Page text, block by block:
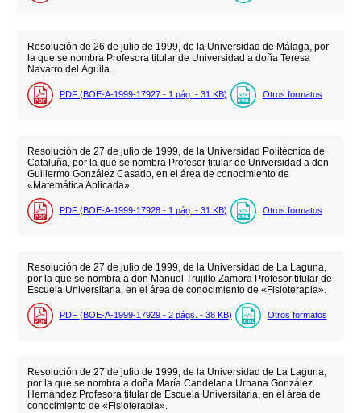
Resolución de 26 de julio de 1999, de la Universidad de Málaga, por
la que se nombra Profesora titular de Universidad a doña Teresa
Navarro del Águila.
PDF (BOE-A-1999-17927 - 1 pág. - 31 KB) Otros formatos
Resolución de 27 de julio de 1999, de la Universidad Politécnica de
Cataluña, por la que se nombra Profesor titular de Universidad a don
Guillermo González Casado, en el área de conocimiento de
«Matemática Aplicada».
PDF (BOE-A-1999-17928 - 1 pág. - 31 KB) Otros formatos
Resolución de 27 de julio de 1999, de la Universidad de La Laguna,
por la que se nombra a don Manuel Trujillo Zamora Profesor titular de
Escuela Universitaria, en el área de conocimiento de «Fisioterapia».
PDF (BOE-A-1999-17929 - 2 págs. - 38 KB) Otros formatos
Resolución de 27 de julio de 1999, de la Universidad de La Laguna,
por la que se nombra a doña María Candelaria Urbana González
Hernández Profesora titular de Escuela Universitaria, en el área de
conocimiento de «Fisioterapia».